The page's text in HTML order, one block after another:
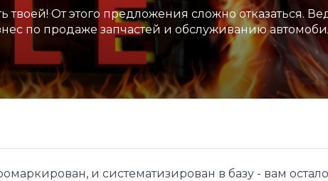
твоей! От этого предложения сложно отказаться.
по продаже запчастей и обслуживанию
и систематизирован в базу - вам